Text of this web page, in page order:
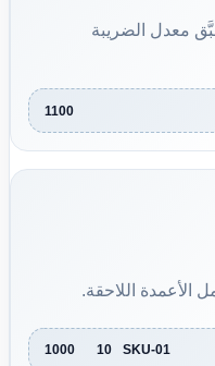
معدل الضريبة
1100
الأعمدة اللاحقة.
1000	10	SKU-01